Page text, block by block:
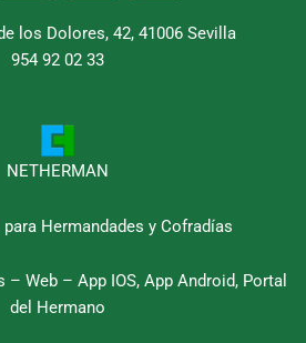
t
t
t
u
t
los Dolores, 42, 41006 Sevilla
954 92 02 33
NETHERMAN
Hermandades y Cofradías
– Web – App IOS, App Android, Portal
del Hermano